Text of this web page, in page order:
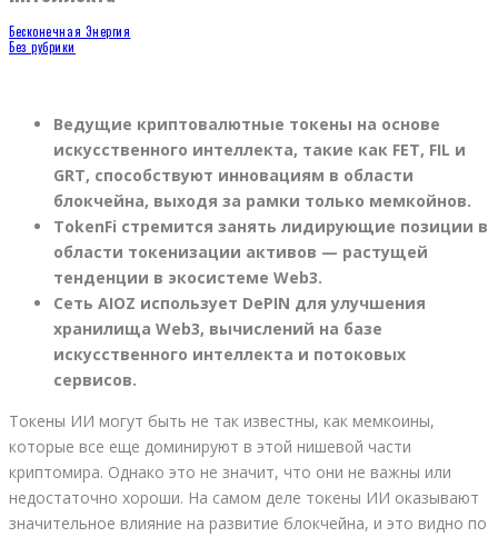
Бесконечная Энергия
Без рубрики
Ведущие криптовалютные токены на основе
искусственного интеллекта, такие как FET, FIL и
GRT, способствуют инновациям в области
блокчейна, выходя за рамки только мемкойнов.
TokenFi стремится занять лидирующие позиции в
области токенизации активов — растущей
тенденции в экосистеме Web3.
Сеть AIOZ использует DePIN для улучшения
хранилища Web3, вычислений на базе
искусственного интеллекта и потоковых
сервисов.
Токены ИИ могут быть не так известны, как мемкоины,
которые все еще доминируют в этой нишевой части
криптомира. Однако это не значит, что они не важны или
недостаточно хороши. На самом деле токены ИИ оказывают
значительное влияние на развитие блокчейна, и это видно по